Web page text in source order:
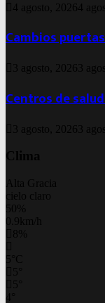
4 agosto, 20264
Cambios
3 agosto, 2026 3
Centros de
3 agosto, 2026 3
Clima
Alta Gracia
cielo claro
50%
0.9km/h
8%
5 C
5
5
4